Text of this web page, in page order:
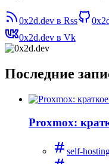
0x2d.dev в Rss
0x2d.dev в Vk
Последние
Proxmox:
self-